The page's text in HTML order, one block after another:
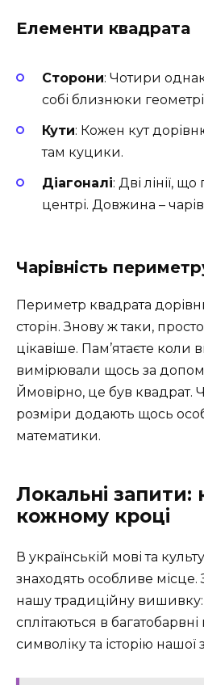
Елементи квадрата
Сторони: Чотири
собі близнюки
Кути: Кожен кут
там куцики.
Діагоналі: Дві лінії,
центрі. Довжина –
Чарівність
Периметр квадрата
сторін. Знову ж таки,
цікавіше. Пам’ятаєте коли
вимірювали щось за
Ймовірно, це був квадрат.
розміри додають щось
математики.
Локальні запити:
кожному кроці
В українській мові та
знаходять особливе
нашу традиційну вишивку:
сплітаються в багатобарвні
символіку та історію нашої